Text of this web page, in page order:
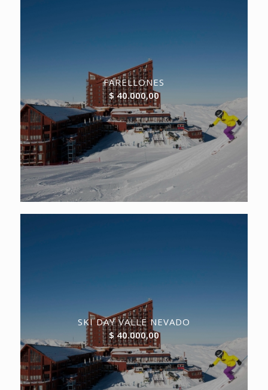
FARELLONES
$40.000,00
SKI DAY VALLE NEVADO
$40.000,00